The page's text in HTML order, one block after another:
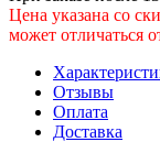
Цена указана со
может отличаться
Отзывы
Оплата
Доставка